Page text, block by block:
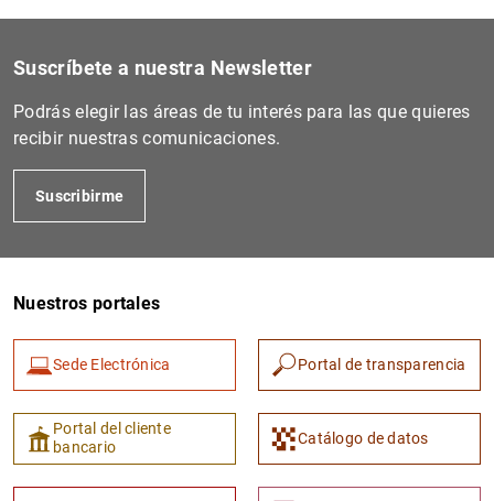
Suscríbete a nuestra Newsletter
Podrás elegir las áreas de tu interés para las que quieres
recibir nuestras comunicaciones.
Suscribirme
Nuestros portales
Sede Electrónica Portal de transparencia
Portal del cliente
bancario
Catálogo de datos